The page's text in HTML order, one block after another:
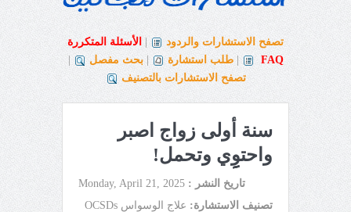
تصفح الاستشارات والردود
الأسئلة المتكررة
FAQ
طلب استشارة بحث مفصل
تصفح الاستشارات بالتصنيف
سنة أولى زواج اصبر
واحتوِِِِي وتحمل!
تاريخ النشر : Monday, April 21, 2025
تصنيف الاستشارة:
علاج الوسواس OCSDs